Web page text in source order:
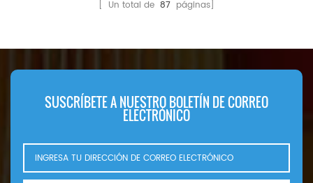
[ Un total de 87 páginas]
SUSCRÍBETE A NUESTRO BOLETÍN DE CORREO
ELECTRÓNICO